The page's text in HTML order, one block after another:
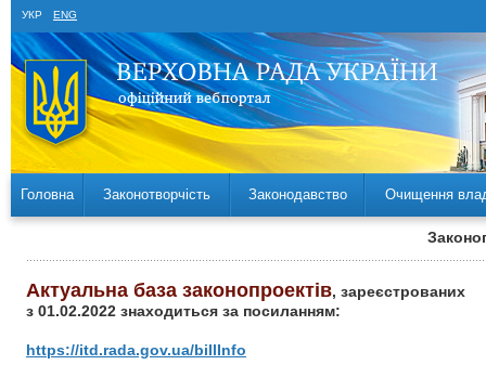
УКР ENG
Головна Законотворчість Законодавство Очищення
Актуальна база законопроектів, зареєстрованих
з 01.02.2022 знаходиться за посиланням:
https://itd.rada.gov.ua/billInfo